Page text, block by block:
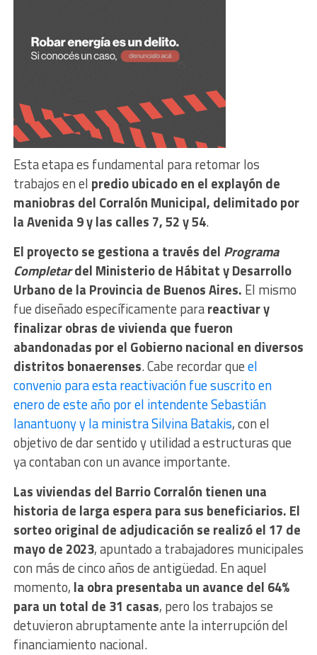
Esta etapa es fundamental para retomar los
trabajos en el predio ubicado en el explayón de
maniobras del Corralón Municipal, delimitado por
la Avenida 9 y las calles 7, 52 y 54.
El proyecto se gestiona a través del Programa
Completardel Ministerio de Hábitat y Desarrollo
Urbano de la Provincia de Buenos Aires. El mismo
fue diseñado específicamente parareactivar y
finalizar obras de vivienda que fueron
abandonadas por el Gobierno nacional en diversos
distritos bonaerenses. Cabe recordar queel
convenio para esta reactivación fue suscrito en
enero de este año por el intendente Sebastián
Ianantuony y la ministra Silvina Batakis, con el
objetivo de dar sentido y utilidad a estructuras que
ya contaban con un avance importante.
Las viviendas del Barrio Corralón tienen una
historia de larga espera para sus beneficiarios. El
sorteo original de adjudicación se realizó el 17 de
mayo de 2023, apuntado a trabajadores municipales
con más de cinco años de antigüedad. En aquel
momento, la obra presentaba un avance del 64%
para un total de 31 casas, pero los trabajos se
detuvieron abruptamente ante la interrupción del
financiamiento nacional.